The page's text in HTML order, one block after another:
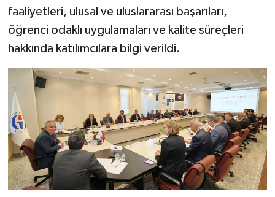
faaliyetleri, ulusal ve uluslararası başarıları,
öğrenci odaklı uygulamaları ve kalite süreçleri
hakkında katılımcılara bilgi verildi.